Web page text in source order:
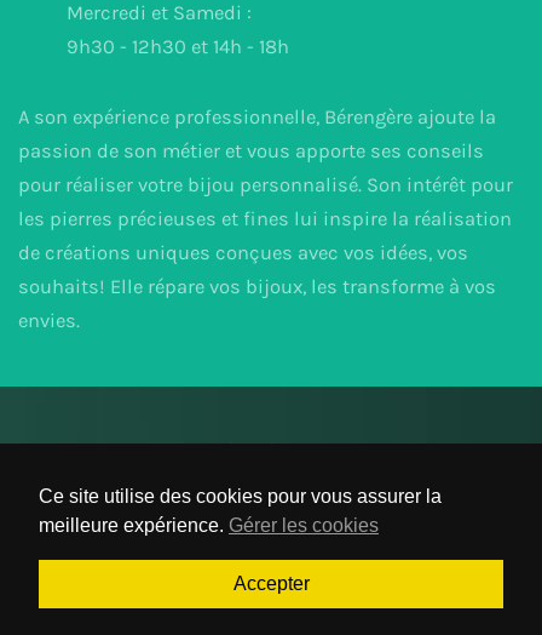
Mercredi et Samedi :
9h30 - 12h30 et 14h - 18h
A son expérience professionnelle, Bérengère ajoute la
passion de son métier et vous apporte ses conseils
pour réaliser votre bijou personnalisé. Son intérêt pour
les pierres précieuses et fines lui inspire la réalisation
de créations uniques conçues avec vos idées, vos
souhaits! Elle répare vos bijoux, les transforme à vos
envies.
Plan du site
Mention légales & Politique de confidentialité
Gérer les cookies
© Atelier Bérengère M 2019 - Réalisation
Ce site utilise des cookies pour vous assurer la
meilleure expérience. Gérer les cookies
Accepter